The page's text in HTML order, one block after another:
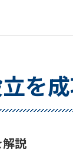
プラント工
プラント工
プラント工
設立の流れ
拠点設立の
プラント工
を
説